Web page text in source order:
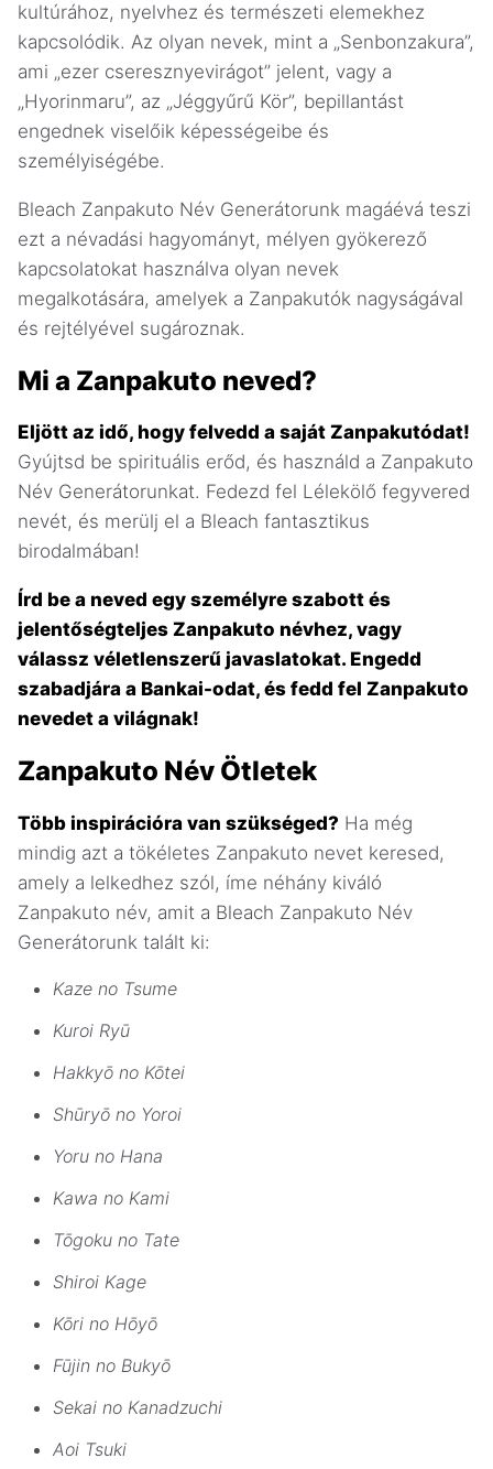
kultúrához, nyelvhez és természeti elemekhez
kapcsolódik. Az olyan nevek, mint a „Senbonzakura”,
ami „ezer cseresznyevirágot” jelent, vagy a
„Hyorinmaru”, az „Jéggyűrű Kör”, bepillantást
engednek viselőik képességeibe és
személyiségébe.
Bleach Zanpakuto Név Generátorunk magáévá teszi
ezt a névadási hagyományt, mélyen gyökerező
kapcsolatokat használva olyan nevek
megalkotására, amelyek a Zanpakutók nagyságával
és rejtélyével sugároznak.
Mi a Zanpakuto neved?
Eljött az idő, hogy felvedd a saját Zanpakutódat!
Gyújtsd be spirituális erőd, és használd a Zanpakuto
Név Generátorunkat. Fedezd fel Lélekölő fegyvered
nevét, és merülj el a Bleach fantasztikus
birodalmában!
Írd be a neved egy személyre szabott és
jelentőségteljes Zanpakuto névhez, vagy
válassz véletlenszerű javaslatokat. Engedd
szabadjára a Bankai-odat, és fedd fel Zanpakuto
nevedet a világnak!
Zanpakuto Név Ötletek
Több inspirációra van szükséged? Ha még
mindig azt a tökéletes Zanpakuto nevet keresed,
amely a lelkedhez szól, íme néhány kiváló
Zanpakuto név, amit a Bleach Zanpakuto Név
Generátorunk talált ki:
Kaze no Tsume
Kuroi Ryū
Hakkyō no Kōtei
Shūryō no Yoroi
Yoru no Hana
Kawa no Kami
Tōgoku no Tate
Shiroi Kage
Kōri no Hōyō
Fūjin no Bukyō
Sekai no Kanadzuchi
Aoi Tsuki